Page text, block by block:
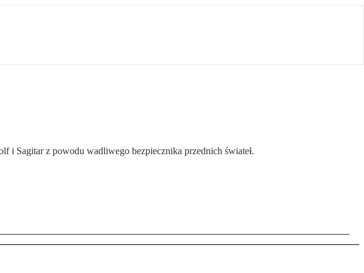
i Sagitar z powodu wadliwego bezpiecznika przednich świateł.